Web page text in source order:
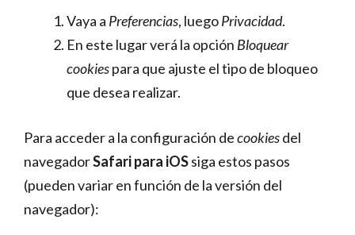
Vaya a Preferencias, luegoPrivacidad.
En este lugar verá la opción Bloquear
cookiespara que ajuste el tipo de bloqueo
que desea realizar.
Para acceder a la configuración decookiesdel
navegadorSafari para iOSsiga estos pasos
(pueden variar en función de la versión del
navegador):